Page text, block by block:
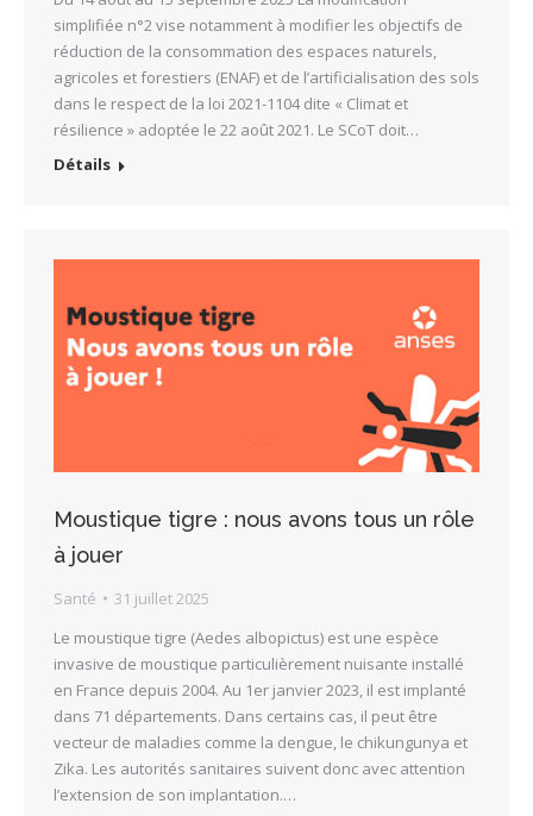
simplifiée n°2 vise notamment à modifier les objectifs de
réduction de la consommation des espaces naturels,
agricoles et forestiers (ENAF) et de l’artificialisation des sols
dans le respect de la loi 2021-1104 dite « Climat et
résilience » adoptée le 22 août 2021. Le SCoT doit…
Détails
Moustique tigre : nous avons tous un rôle
à jouer
Santé
31 juillet 2025
Le moustique tigre (Aedes albopictus) est une espèce
invasive de moustique particulièrement nuisante installé
en France depuis 2004. Au 1er janvier 2023, il est implanté
dans 71 départements. Dans certains cas, il peut être
vecteur de maladies comme la dengue, le chikungunya et
Zika. Les autorités sanitaires suivent donc avec attention
l’extension de son implantation.…